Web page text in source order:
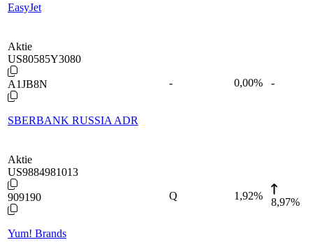
EasyJet
Aktie
US80585Y3080
A1JB8N
SBERBANK RUSSIA ADR
- 0,00% -
Aktie
US9884981013
909190
Yum! Brands
Q 1,92%
8,97%